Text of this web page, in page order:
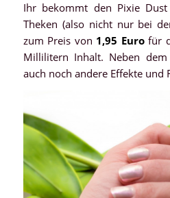
Ihr bekommt den Pixie
Theken (also nicht nur bei
zum Preis von 1,95 Eurofür
Millilitern Inhalt. Neben
auch noch andere Effekte und